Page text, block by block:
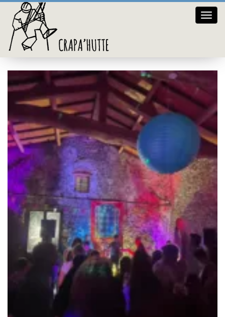
Crapa
hutte
Séminaire étudiants